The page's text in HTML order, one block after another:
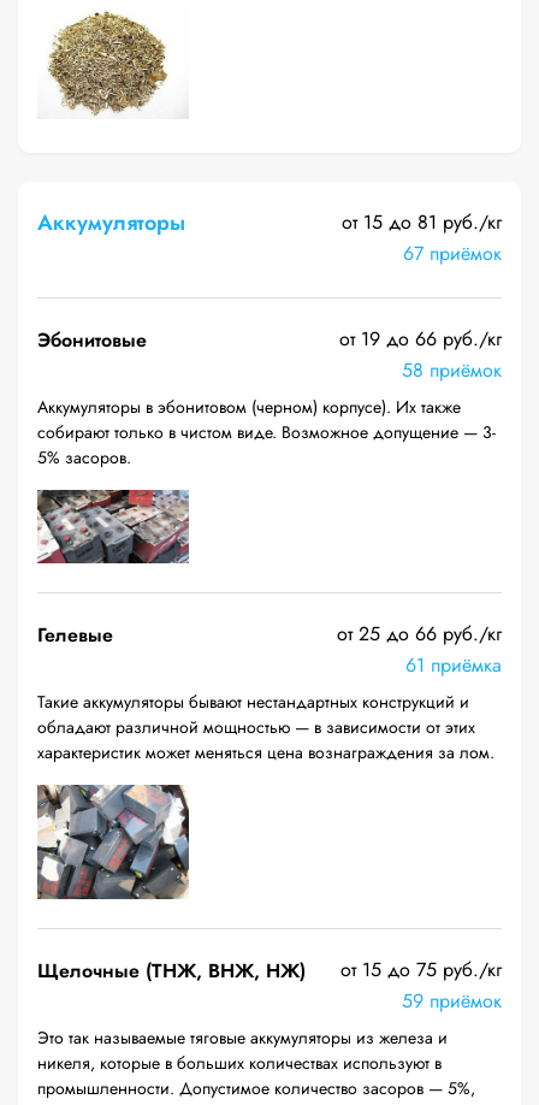
Аккумуляторы
от 15 до 81 руб./кг
67 приёмок
Эбонитовые
от 19 до 66 руб./кг
58 приёмок
Аккумуляторы в эбонитовом (черном) корпусе). Их также
собирают только в чистом виде. Возможное допущение — 3-
5% засоров.
Гелевые
от 25 до 66 руб./кг
61 приёмка
Такие аккумуляторы бывают нестандартных конструкций и
обладают различной мощностью — в зависимости от этих
характеристик может меняться цена вознаграждения за лом.
Щелочные (ТНЖ, ВНЖ, НЖ)
от 15 до 75 руб./кг
59 приёмок
Это так называемые тяговые аккумуляторы из железа и
никеля, которые в больших количествах используют в
промышленности. Допустимое количество засоров — 5%,